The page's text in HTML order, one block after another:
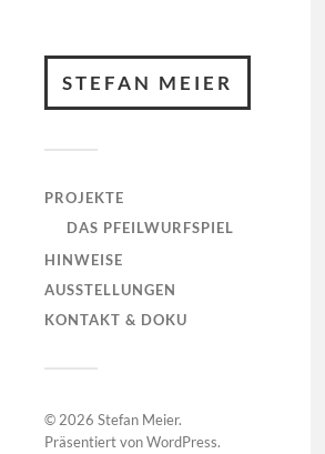
STEFAN MEIER
PROJEKTE
DAS PFEILWURFSPIEL
HINWEISE
AUSSTELLUNGEN
KONTAKT & DOKU
© 2026 Stefan Meier.
Präsentiert vonWordPress.